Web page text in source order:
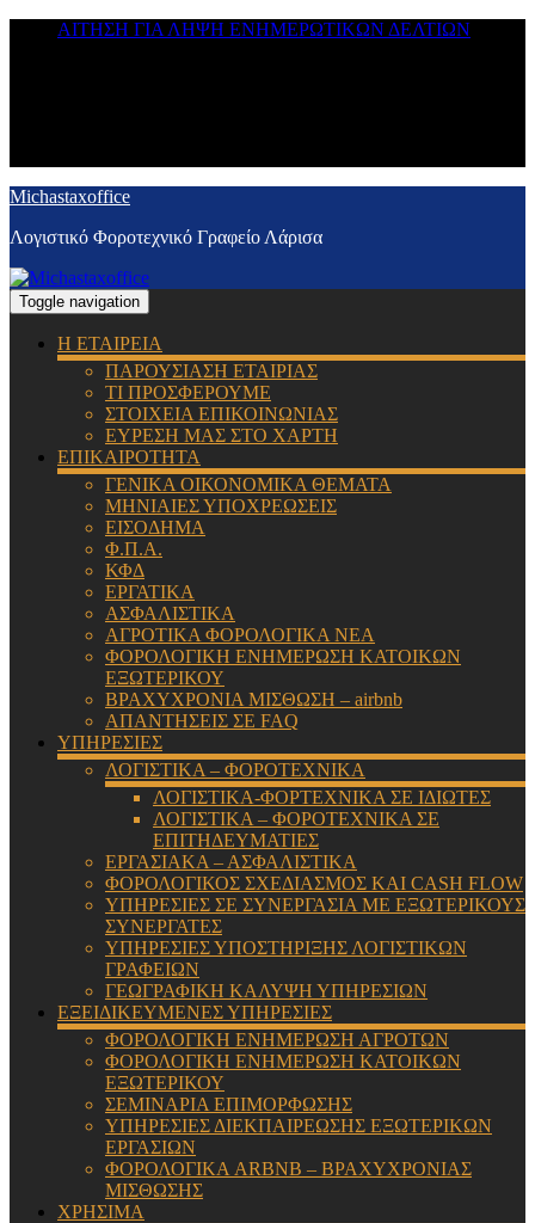
ΑΙΤΗΣΗ ΓΙΑ ΛΗΨΗ ΕΝΗΜΕΡΩΤΙΚΩΝ ΔΕΛΤΙΩΝ
Michastaxoffice
Λογιστικό Φοροτεχνικό Γραφείο Λάρισα
Toggle navigation
Η ΕΤΑΙΡΕΙΑ
ΠΑΡΟΥΣΙΑΣΗ ΕΤΑΙΡΙΑΣ
ΤΙ ΠΡΟΣΦΕΡΟΥΜΕ
ΣΤΟΙΧΕΙΑ ΕΠΙΚΟΙΝΩΝΙΑΣ
ΕΥΡΕΣΗ ΜΑΣ ΣΤΟ ΧΑΡΤΗ
ΕΠΙΚΑΙΡΟΤΗΤΑ
ΓΕΝΙΚΑ ΟΙΚΟΝΟΜΙΚΑ ΘΕΜΑΤΑ
ΜΗΝΙΑΙΕΣ ΥΠΟΧΡΕΩΣΕΙΣ
ΕΙΣΟΔΗΜΑ
Φ.Π.Α.
ΚΦΔ
ΕΡΓΑΤΙΚΑ
ΑΣΦΑΛΙΣΤΙΚΑ
ΑΓΡΟΤΙΚΑ ΦΟΡΟΛΟΓΙΚΑ ΝΕΑ
ΦΟΡΟΛΟΓΙΚΗ ΕΝΗΜΕΡΩΣΗ ΚΑΤΟΙΚΩΝ
ΕΞΩΤΕΡΙΚΟΥ
ΒΡΑΧΥΧΡΟΝΙΑ ΜΙΣΘΩΣΗ – airbnb
ΑΠΑΝΤΗΣΕΙΣ ΣΕ FAQ
ΥΠΗΡΕΣΙΕΣ
ΛΟΓΙΣΤΙΚΑ – ΦΟΡΟΤΕΧΝΙΚΑ
ΛΟΓΙΣΤΙΚΑ-ΦΟΡΤΕΧΝΙΚΑ ΣΕ ΙΔΙΩΤΕΣ
ΛΟΓΙΣΤΙΚΑ – ΦΟΡΟΤΕΧΝΙΚΑ ΣΕ
ΕΠΙΤΗΔΕΥΜΑΤΙΕΣ
ΕΡΓΑΣΙΑΚΑ – ΑΣΦΑΛΙΣΤΙΚΑ
ΦΟΡΟΛΟΓΙΚΟΣ ΣΧΕΔΙΑΣΜΟΣ ΚΑΙ CASH FLOW
ΥΠΗΡΕΣΙΕΣ ΣΕ ΣΥΝΕΡΓΑΣΙΑ ΜΕ ΕΞΩΤΕΡΙΚΟΥΣ
ΣΥΝΕΡΓΑΤΕΣ
ΥΠΗΡΕΣΙΕΣ ΥΠΟΣΤΗΡΙΞΗΣ ΛΟΓΙΣΤΙΚΩΝ
ΓΡΑΦΕΙΩΝ
ΓΕΩΓΡΑΦΙΚΗ ΚΑΛΥΨΗ ΥΠΗΡΕΣΙΩΝ
ΕΞΕΙΔΙΚΕΥΜΕΝΕΣ ΥΠΗΡΕΣΙΕΣ
ΦΟΡΟΛΟΓΙΚΗ ΕΝΗΜΕΡΩΣΗ ΑΓΡΟΤΩΝ
ΦΟΡΟΛΟΓΙΚΗ ΕΝΗΜΕΡΩΣΗ ΚΑΤΟΙΚΩΝ
ΕΞΩΤΕΡΙΚΟΥ
ΣΕΜΙΝΑΡΙΑ ΕΠΙΜΟΡΦΩΣΗΣ
ΥΠΗΡΕΣΙΕΣ ΔΙΕΚΠΑΙΡΕΩΣΗΣ ΕΞΩΤΕΡΙΚΩΝ
ΕΡΓΑΣΙΩΝ
ΦΟΡΟΛΟΓΙΚΑ ARBNB – ΒΡΑΧΥΧΡΟΝΙΑΣ
ΜΙΣΘΩΣΗΣ
ΧΡΗΣΙΜΑ